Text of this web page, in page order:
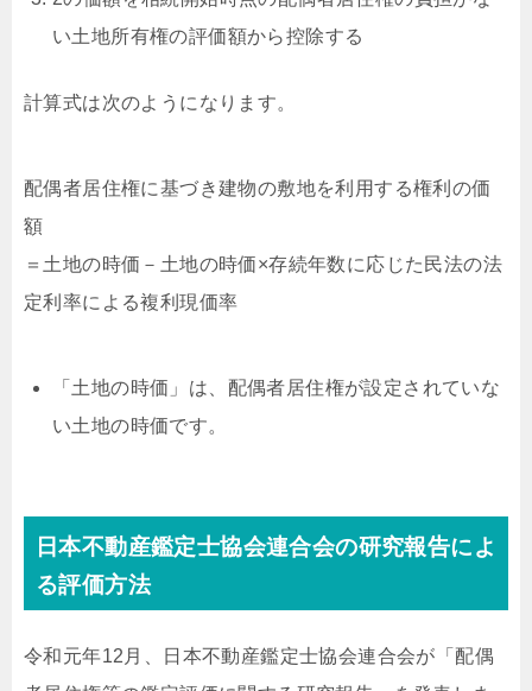
い土地所有権の評価額から控除する
計算式は次のようになります。
配偶者居住権に基づき建物の敷地を利用する権利の価
額
＝土地の時価－土地の時価×存続年数に応じた民法の法
定利率による複利現価率
「土地の時価」は、配偶者居住権が設定されていな
い土地の時価です。
日本不動産鑑定士協会連合会の研究報告によ
る評価方法
令和元年12月、日本不動産鑑定士協会連合会が「配偶